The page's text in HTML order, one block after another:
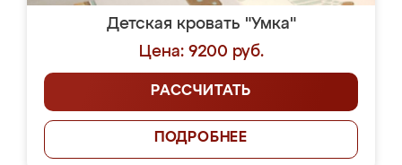
Детская кровать "Умка"
Цена: 9200 руб.
РАССЧИТАТЬ
ПОДРОБНЕЕ